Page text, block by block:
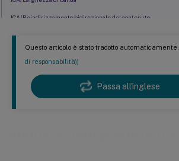
Questo articolo è stato tradotto automaticamente.
di responsabilità))
Passa all'inglese
ICA/Reindirizzamento bidirezionale del contenuto
ICA/Reindirizzamento del contenuto del browser
ICA/Sensori client
ICA/Monitoraggio utente finale